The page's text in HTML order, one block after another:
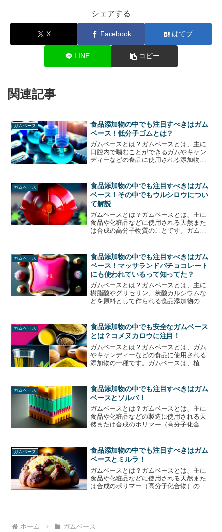
シェアする
X Facebook はてブ
LINE コピー
関連記事
ガムベース
食品添加物の中でも注目すべきはガム
ベース！低分子ゴムとは？
ガムベースとは？ガムベースとは、主に
口腔内で噛むことができるガムやキャン
ディーなどの食品に使用される添加物の
が、現在は主に人工的に合成されたもの
が使用されています。ガム...
ガムベース
食品添加物の中でも注目すべきはガム
ベース！その中でもウルシロウについ
て解説
ガムベースとは？ガムベースとは、主に
食品や化粧品などに使用される天然また
は合成の高分子物質のことです。ガムベ
するために使用されます。また、化粧品
には、口紅やマスカラなど...
ガムベース
食品添加物の中でも注目すべきはガム
ベース！マッサランドバチョコレート
にも使われているって知ってた？
ガムベースとは？ガムベースとは、主に
樹脂酸やグリセリン、炭酸カルシウムな
どを原料として作られる食品添加物の一
が多く、特にガムやキャンディー、アイ
スクリーム、チョコレート...
ガムベース
食品添加物の中でも安全なガムベース
とは？コメヌカロウに注目！
ガムベースとは？ガムベースとは、ガム
やキャンディーなどの食品に使用される
添加物の一種です。ガムベースは、植物
流となっています。植物由来のガムベー
スには、コメヌカロウとい...
ガムベース
食品添加物の中でも注目すべきはガム
ベースとソルバ！
ガムベースとは？ガムベースとは、主に
食品や化粧品などの製造に使用される天
然または合成のポリマー（高分子化合
られる合成のものがあります。食品添加
物として使用されるガムベー...
ガムベース
食品添加物の中でも注目すべきはガム
ベースとミルラ！
ガムベースとは？ガムベースとは、主に
食品や化粧品などに使用される天然また
は合成のポリマー（高分子化合物）の一
ホーム
ガムベース